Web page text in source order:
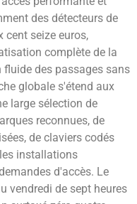
des détecteurs de
cent seize euros,
complète de la
des passages sans
globale s'étend aux
large sélection de
reconnues, de
de claviers codés
installations
d'accès. Le
vendredi de sept heures